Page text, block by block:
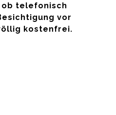
ob telefonisch
vor
kostenfrei.